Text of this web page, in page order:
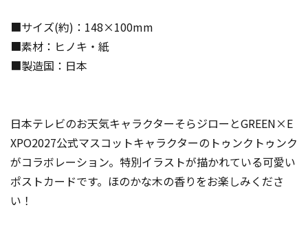
■サイズ(約)：148×100mm
■素材：ヒノキ・紙
■製造国：日本
日本テレビのお天気キャラクターそらジローとGREEN×E
XPO2027公式マスコットキャラクターのトゥンクトゥンク
がコラボレーション。特別イラストが描かれている可愛い
ポストカードです。ほのかな木の香りをお楽しみくださ
い！